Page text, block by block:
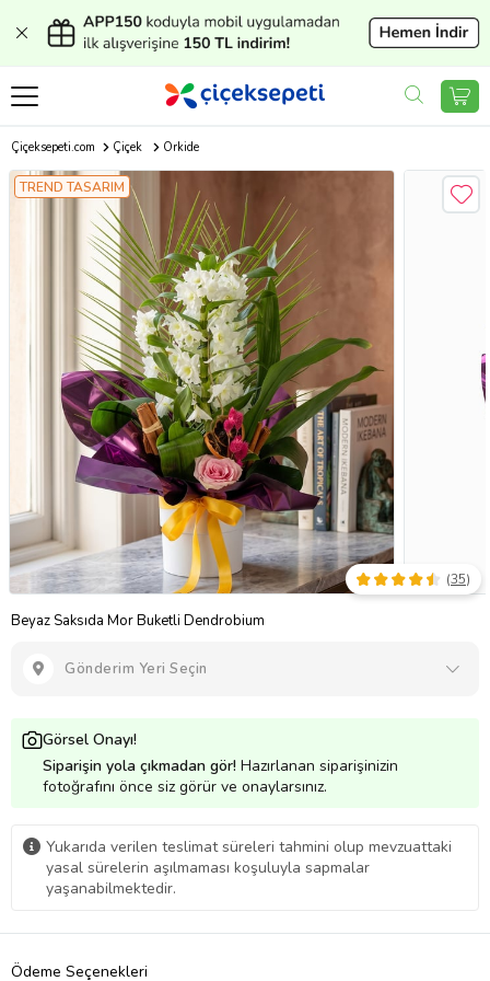
Çiçeksepeti.com Çiçek Orkide
TREND TASARIM
Beyaz Saksıda Mor Buketli Dendrobium
(35)
Gönderim Yeri Seçin
Görsel Onayı!
Siparişin yola çıkmadan gör! Hazırlanan siparişinizin
fotoğrafını önce siz görür ve onaylarsınız.
Yukarıda verilen teslimat süreleri tahmini olup mevzuattaki
yasal sürelerin aşılmaması koşuluyla sapmalar
yaşanabilmektedir.
Ödeme Seçenekleri